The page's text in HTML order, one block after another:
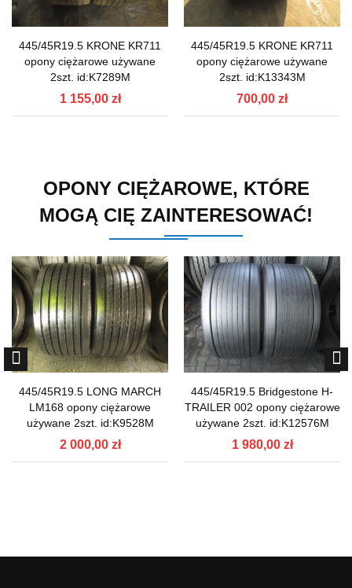
445/45R19.5 KRONE KR711
opony ciężarowe używane
2szt. id:K7289M
1 155,00 zł
445/45R19.5 KRONE KR711
opony ciężarowe używane
2szt. id:K13343M
700,00 zł
OPONY CIĘŻAROWE, KTÓRE
MOGĄ CIĘ ZAINTERESOWAĆ!
445/45R19.5 LONG MARCH
LM168 opony ciężarowe
używane 2szt. id:K9528M
2 000,00 zł
445/45R19.5 Bridgestone H-
TRAILER 002 opony ciężarowe
używane 2szt. id:K12576M
1 980,00 zł